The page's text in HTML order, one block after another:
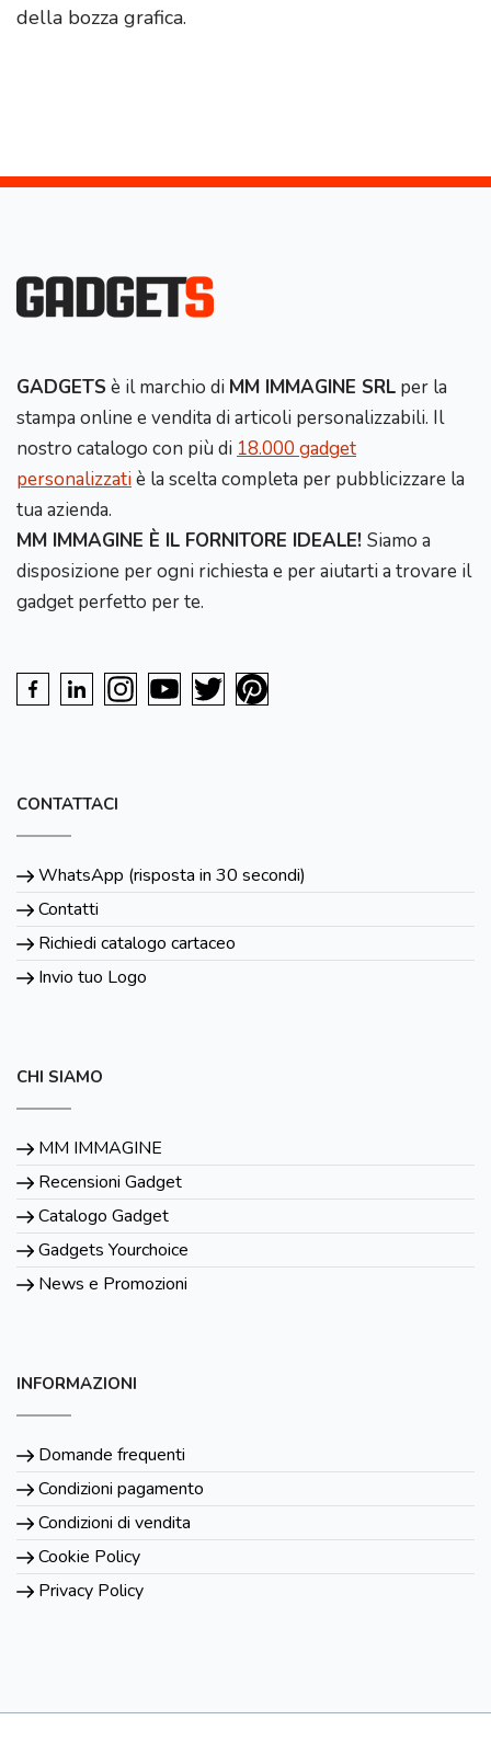
della bozza grafica.
GADGETS è il marchio di MM IMMAGINE SRL per la
stampa online e vendita di articoli personalizzabili. Il
nostro catalogo con più di 18.000 gadget
personalizzatiè la scelta completa per pubblicizzare la
tua azienda.
MM IMMAGINE È IL FORNITORE IDEALE! Siamo a
disposizione per ogni richiesta e per aiutarti a trovare il
gadget perfetto per te.
CONTATTACI
WhatsApp (risposta in 30 secondi)
Contatti
Richiedi catalogo cartaceo
Invio tuo Logo
CHI SIAMO
MM IMMAGINE
Recensioni Gadget
Catalogo Gadget
Gadgets Yourchoice
News e Promozioni
INFORMAZIONI
Domande frequenti
Condizioni pagamento
Condizioni di vendita
Cookie Policy
Privacy Policy